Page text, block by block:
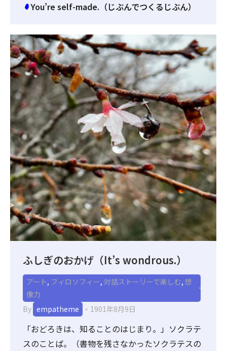
You’re self-made.（じぶんでつくるじぶん）
ふしぎのおかげ（It’s wondrous.）
アート, フィロソフィー, 対話ストーリーで楽しむ, 想
像力
By empatheme 1901年8月9日
「おどろきは、知ることのはじまり。」ソクラテ
スのことば。（書物を残さなかったソクラテスの